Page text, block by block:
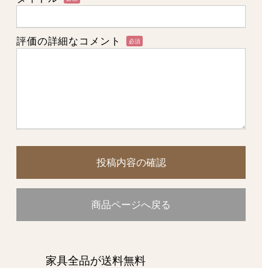
評価の詳細なコメント 必須
投稿内容の確認
商品ページへ戻る
家具全品が送料無料